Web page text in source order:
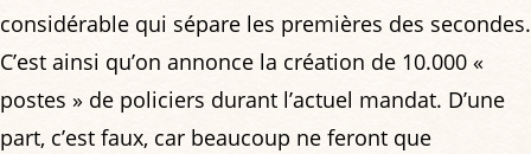
considérable qui sépare les premières des secondes.
C’est ainsi qu’on annonce la création de 10.000 «
postes » de policiers durant l’actuel mandat. D’une
part, c’est faux, car beaucoup ne feront que